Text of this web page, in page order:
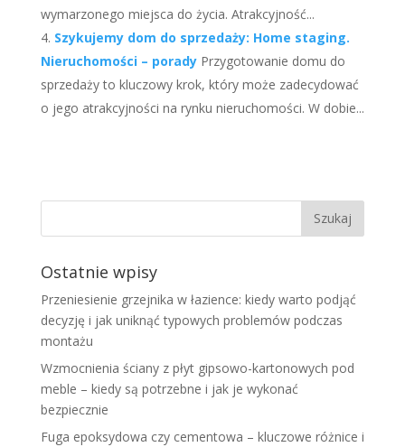
wymarzonego miejsca do życia. Atrakcyjność...
Szykujemy dom do sprzedaży: Home staging.
Nieruchomości – porady Przygotowanie domu do
sprzedaży to kluczowy krok, który może zadecydować
o jego atrakcyjności na rynku nieruchomości. W dobie...
Ostatnie wpisy
Przeniesienie grzejnika w łazience: kiedy warto podjąć
decyzję i jak uniknąć typowych problemów podczas
montażu
Wzmocnienia ściany z płyt gipsowo-kartonowych pod
meble – kiedy są potrzebne i jak je wykonać
bezpiecznie
Fuga epoksydowa czy cementowa – kluczowe różnice i